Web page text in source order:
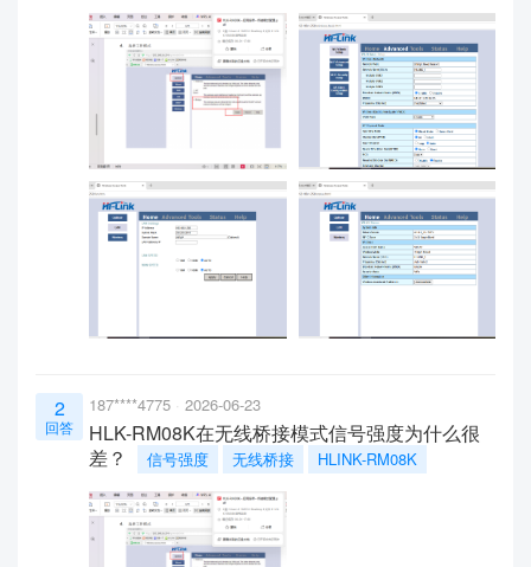
2
回答
187****4775 2026-06-23
HLK-RM08K在无线桥接模式信号强度为什么很
差？
信号强度 无线桥接 HLINK-RM08K